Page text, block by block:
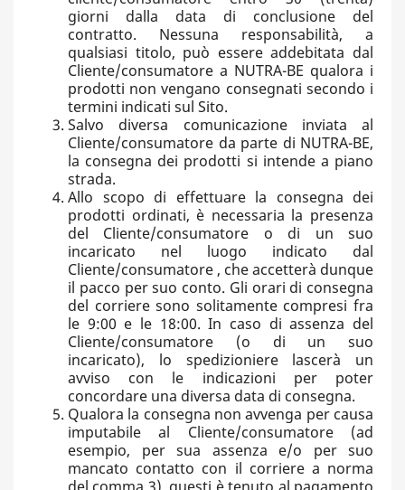
giorni dalla data di conclusione del
contratto. Nessuna responsabilità, a
qualsiasi titolo, può essere addebitata dal
Cliente/consumatore a NUTRA-BE qualora i
prodotti non vengano consegnati secondo i
termini indicati sul Sito.
Salvo diversa comunicazione inviata al
Cliente/consumatore da parte di NUTRA-BE,
la consegna dei prodotti si intende a piano
strada.
Allo scopo di effettuare la consegna dei
prodotti ordinati, è necessaria la presenza
del Cliente/consumatore o di un suo
incaricato nel luogo indicato dal
Cliente/consumatore , che accetterà dunque
il pacco per suo conto. Gli orari di consegna
del corriere sono solitamente compresi fra
le 9:00 e le 18:00. In caso di assenza del
Cliente/consumatore (o di un suo
incaricato), lo spedizioniere lascerà un
avviso con le indicazioni per poter
concordare una diversa data di consegna.
Qualora la consegna non avvenga per causa
imputabile al Cliente/consumatore (ad
esempio, per sua assenza e/o per suo
mancato contatto con il corriere a norma